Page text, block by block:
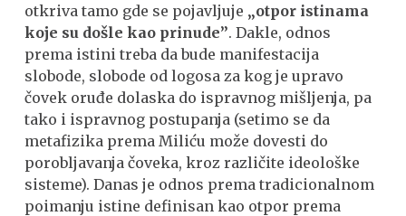
otkriva tamo gde se pojavljuje „otpor istinama
koje su došle kao prinude”. Dakle, odnos
prema istini treba da bude manifestacija
slobode, slobode od logosa za kog je upravo
čovek oruđe dolaska do ispravnog mišljenja, pa
tako i ispravnog postupanja (setimo se da
metafizika prema Miliću može dovesti do
porobljavanja čoveka, kroz različite ideološke
sisteme). Danas je odnos prema tradicionalnom
poimanju istine definisan kao otpor prema